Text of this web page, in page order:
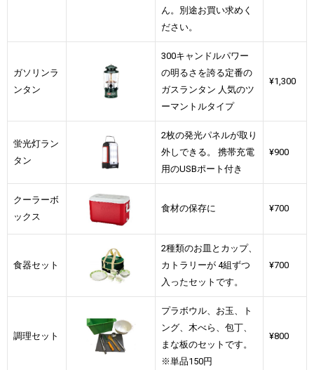
ん。別途お買い求めく
ださい。
ガソリンラ
ンタン
300キャンドルパワー
の明るさを誇る定番の
ガスランタン 人気のツ
ーマントルタイプ
¥1,300
蛍光灯ラン
タン
2枚の発光パネルが取り
外しできる。 携帯充電
用のUSBポート付き
¥900
クーラーボ
ックス
食材の保存に ¥700
食器セット
2種類のお皿とカップ、
カトラリーが 4組ずつ
入ったセットです。
¥700
調理セット
プラボウル、お玉、ト
ング、木べら、包丁、
まな板のセットです。
※単品150円
¥800